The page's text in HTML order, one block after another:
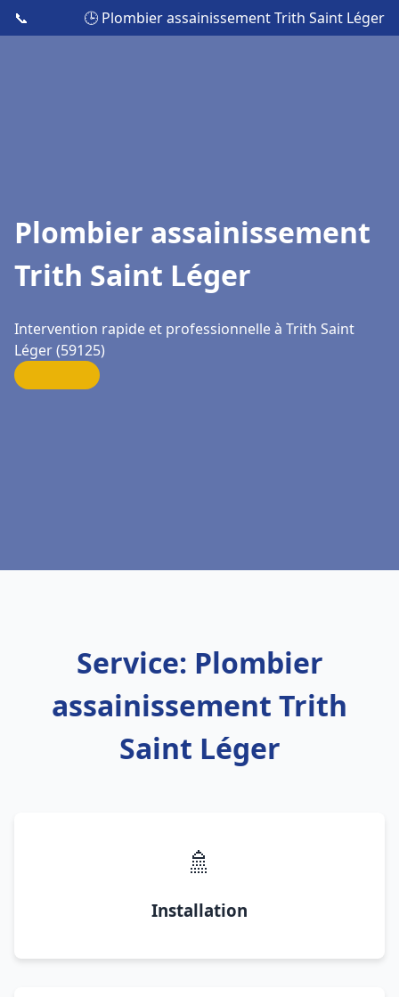
📞 🕒 Plombier assainissement Trith Saint Léger
Plombier assainissement
Trith Saint Léger
Intervention rapide et professionnelle à Trith Saint
Léger (59125)
Service: Plombier
assainissement Trith
Saint Léger
🚿
Installation